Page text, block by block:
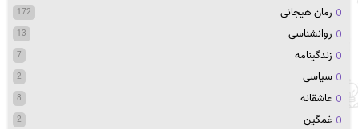
رمان هیجانی 172
روانشناسی 13
زندگینامه 7
سیاسی 2
عاشقانه 8
غمگین 2